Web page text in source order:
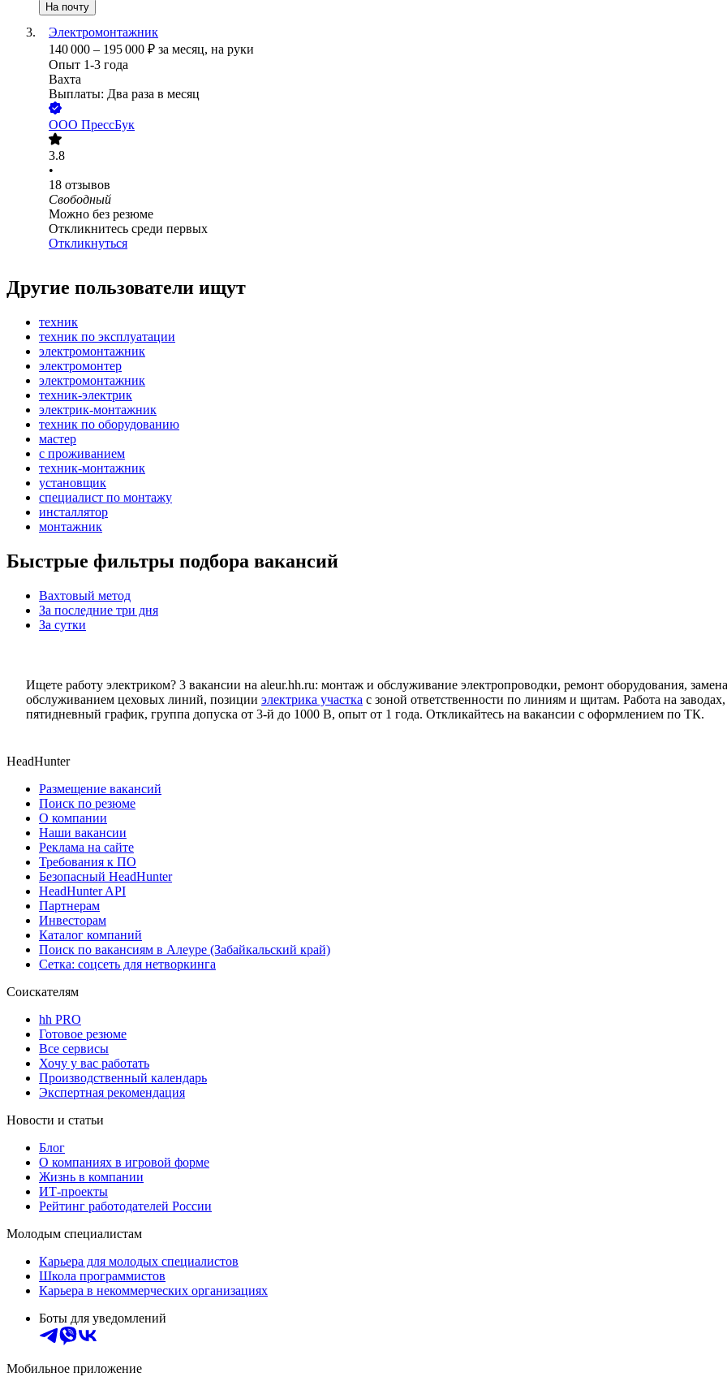
На почту
Электромонтажник
140 000 – 195 000 ₽ за месяц, на руки
Опыт 1-3 года
Вахта
Выплаты: Два раза в месяц
ООО ПрессБук
3.8
•
18 отзывов
Свободный
Можно без резюме
Откликнитесь среди первых
Откликнуться
Другие пользователи ищут
техник
техник по эксплуатации
электромонтажник
электромонтер
электромонтажник
техник-электрик
электрик-монтажник
техник по оборудованию
мастер
с проживанием
техник-монтажник
установщик
специалист по монтажу
инсталлятор
монтажник
Быстрые фильтры подбора вакансий
Вахтовый метод
За последние три дня
За сутки
Ищете работу электриком? 3 вакансии на aleur.hh.ru: монтаж и обслуживание электропроводки, ремонт оборудования,
обслуживанием цеховых линий, позиции электрика участка с зоной ответственности по линиям и щитам. Работа на
пятидневный график, группа допуска от 3-й до 1000 В, опыт от 1 года. Откликайтесь на вакансии с оформлением по ТК.
HeadHunter
Размещение вакансий
Поиск по резюме
О компании
Наши вакансии
Реклама на сайте
Требования к ПО
Безопасный HeadHunter
HeadHunter API
Партнерам
Инвесторам
Каталог компаний
Поиск по вакансиям в Алеуре (Забайкальский край)
Сетка: соцсеть для нетворкинга
Соискателям
hh PRO
Готовое резюме
Все сервисы
Хочу у вас работать
Производственный календарь
Экспертная рекомендация
Новости и статьи
Блог
О компаниях в игровой форме
Жизнь в компании
ИТ-проекты
Рейтинг работодателей России
Молодым специалистам
Карьера для молодых специалистов
Школа программистов
Карьера в некоммерческих организациях
Боты для уведомлений
Мобильное приложение